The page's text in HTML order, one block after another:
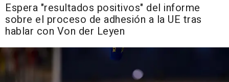
Espera "resultados positivos" del informe
sobre el proceso de adhesión a la UE tras
hablar con Von der Leyen